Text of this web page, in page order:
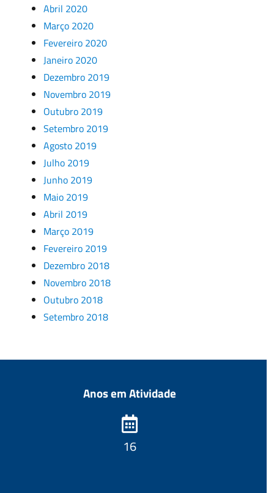
Abril 2020
Março 2020
Fevereiro 2020
Janeiro 2020
Dezembro 2019
Novembro 2019
Outubro 2019
Setembro 2019
Agosto 2019
Julho 2019
Junho 2019
Maio 2019
Abril 2019
Março 2019
Fevereiro 2019
Dezembro 2018
Novembro 2018
Outubro 2018
Setembro 2018
Anos em Atividade
18